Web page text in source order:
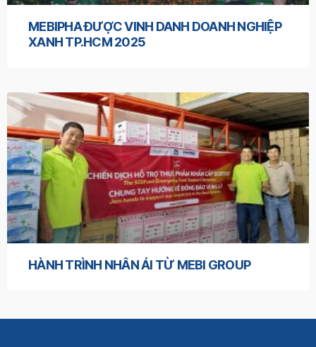
MEBIPHA ĐƯỢC VINH DANH DOANH NGHIỆP
XANH TP.HCM 2025
HÀNH TRÌNH NHÂN ÁI TỪ MEBI GROUP